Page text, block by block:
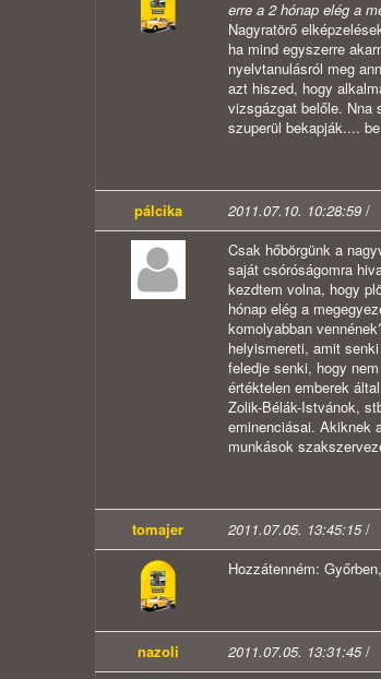
erre a 2 hónap elég a
Nagyratörő
ha mind egyszerre
nyelvtanulásról meg
azt hiszed, hogy
vizsgázgat belőle. Nna
szuperül bekapják....
pálcika 2011.07.10. 10:28:59 /
Csak hőbörgünk a
saját csóróságomra
kezdtem volna, hogy
hónap elég a
komolyabban
helyismereti, amit
feledje senki, hogy
értéktelen emberek
Zolik-Bélák-Istvánok,
eminenciásai. Akiknek
munkások
tomajer 2011.07.05. 13:45:15/
Hozzátenném:
nazoli 2011.07.05. 13:31:45/